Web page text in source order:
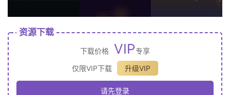
资源下载
下载价格 VIP专享
仅限VIP下载
升级VIP
请先登录